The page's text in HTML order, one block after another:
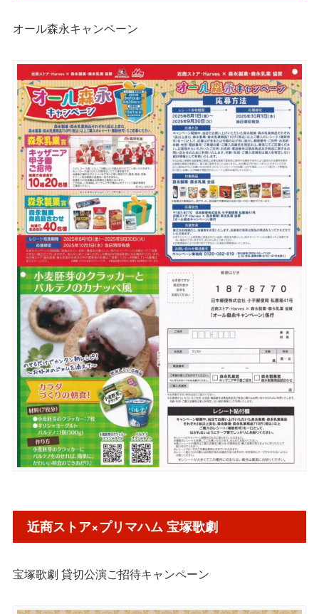
近商ストア×雪印メグミルク
くらしモア×アサヒ飲料
近商ストアの懸賞情報まとめ
オール森永キャンペーン
近商ストア×プリマハム 宝塚歌劇
宝塚歌劇 貸切公演ご招待キャンペーン